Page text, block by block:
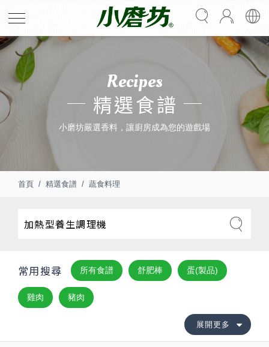
Recipes
精選食譜
小磨坊嚴選香料，讓廚房成為您的遊戲場
首頁 精選食譜 蔬食料理
常用搜尋 所有食譜 舒肥棒 蛋(製品)
雞肉 豬肉
展開更多